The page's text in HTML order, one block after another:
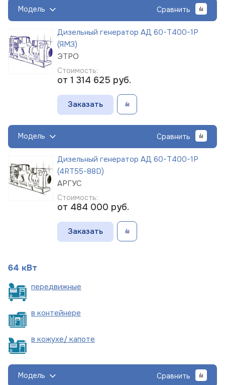
Модель Сравнить
Дизельный генератор АД 60-Т400-1Р
(ЯМЗ)
ЭТРО
Стоимость:
от 1 314 625 руб.
Заказать
Модель Сравнить
Дизельный генератор АД 60-Т400-1Р
(4RT55-88D)
АРГУС
Стоимость:
от 484 000 руб.
Заказать
64 кВт
передвижные
в контейнере
в кожухе/ капоте
Модель Сравнить